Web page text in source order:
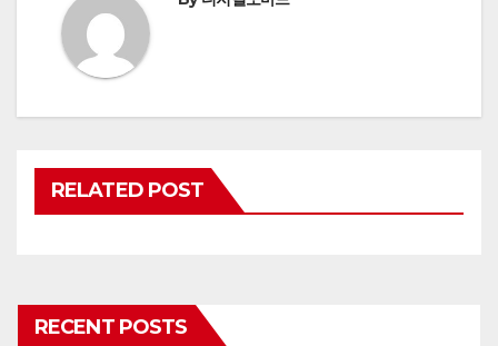
RELATED POST
RECENT POSTS